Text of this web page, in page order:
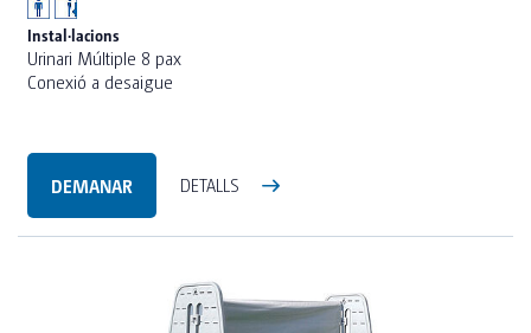
Instal·lacions
Urinari Múltiple 8 pax
Conexió a desaigue
DEMANAR DETALLS